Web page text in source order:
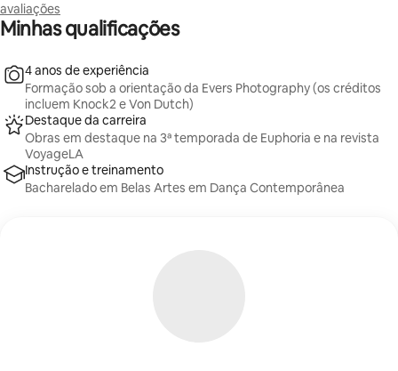
avaliações
Minhas qualificações
4 anos de experiência
Formação sob a orientação da Evers Photography (os créditos
incluem Knock2 e Von Dutch)
Destaque da carreira
Obras em destaque na 3ª temporada de Euphoria e na revista
VoyageLA
Instrução e treinamento
Bacharelado em Belas Artes em Dança Contemporânea